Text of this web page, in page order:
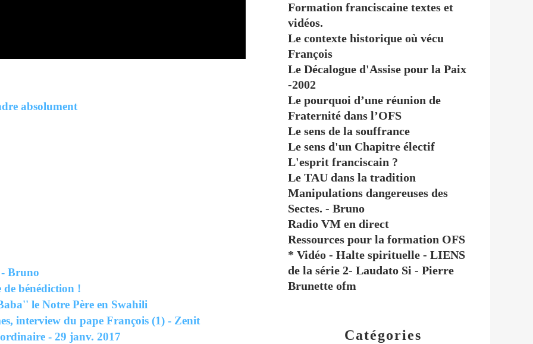
- Bruno
de bénédiction !
le Notre Père en Swahili
interview du pape François (1) - Zenit
- 29 janv. 2017
Catégories
Formation franciscaine textes et
vidéos.
Le contexte historique où vécu
François
Le Décalogue d'Assise pour la Paix
-2002
Le pourquoi d’une réunion de
Fraternité dans l’OFS
Le sens de la souffrance
Le sens d'un Chapitre électif
L'esprit franciscain ?
Le TAU dans la tradition
Manipulations dangereuses des
Sectes. - Bruno
Radio VM en direct
Ressources pour la formation OFS
* Vidéo - Halte spirituelle - LIENS
de la série 2- Laudato Si - Pierre
Brunette ofm